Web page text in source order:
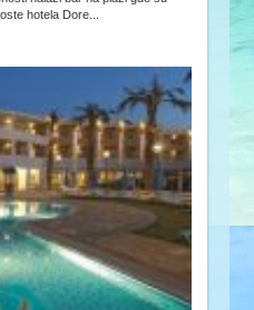
hotela Dore...